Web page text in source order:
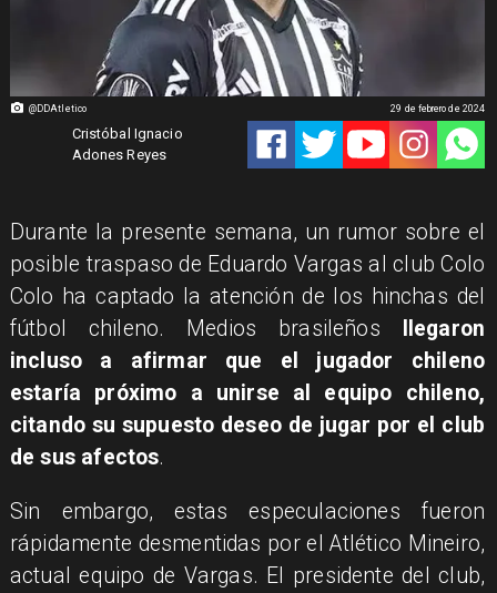
@DDAtletico
Cristóbal Ignacio
Adones Reyes
29 de febrero de 2024
​Durante la presente semana, un rumor sobre el
posible traspaso de Eduardo Vargas al club Colo
Colo ha captado la atención de los hinchas del
fútbol chileno. Medios brasileños
llegaron
incluso a afirmar que el jugador chileno
estaría próximo a unirse al equipo chileno,
citando su supuesto deseo de jugar por el club
de sus afectos.
Sin embargo, estas especulaciones fueron
rápidamente desmentidas por el Atlético Mineiro,
actual equipo de Vargas. El presidente del club,